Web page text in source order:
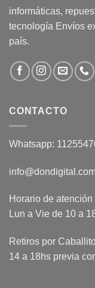
informáticas,
tecnología Envíos
país.
CONTACTO
Whatsapp:
Horario de atención
Lun a Vie de 10 a
Retiros por
14 a 18hs previa